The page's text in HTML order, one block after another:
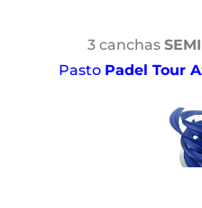
3 canchas
Pasto Padel Tour